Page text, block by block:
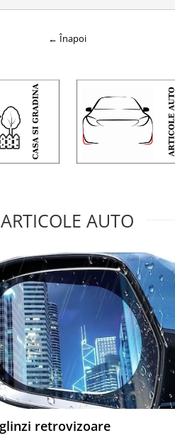
← Înapoi
ARTICOLE AUTO
retrovizoare